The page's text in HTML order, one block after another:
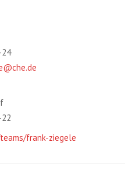
frank-ziegele